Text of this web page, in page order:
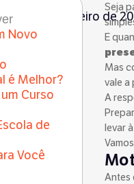
● 18 de fevereiro de
Novo
é Melhor?
Curso
de
Você
Seja
E
Mas
vale a
A
levar
Antes